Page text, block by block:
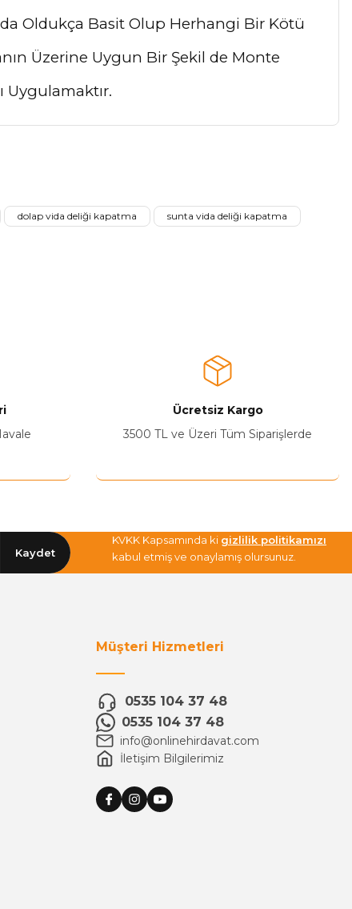
da Oldukça Basit Olup Herhangi Bir Kötü
Üzerine Uygun Bir Şekil de Monte
Uygulamaktır.
dolap vida deliği kapatma
sunta vida deliği kapatma
Ücretsiz Kargo
3500 TL ve Üzeri Tüm Siparişlerde
Kaydet
KVKK Kapsamında ki gizlilik politikamızı
kabul etmiş ve onaylamış olursunuz.
Müşteri Hizmetleri
0535 104 37 48
0535 104 37 48
info@onlinehirdavat.com
İletişim Bilgilerimiz